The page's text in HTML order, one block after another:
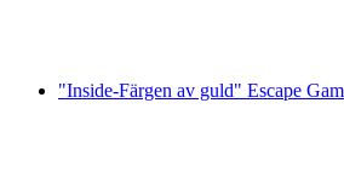
"Inside-Färgen av guld" Escape